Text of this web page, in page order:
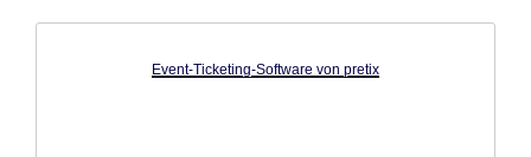
Event-Ticketing-Software von pretix